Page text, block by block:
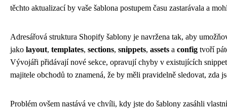
těchto aktualizací by vaše šablona postupem času zastarávala a
Adresářová struktura Shopify šablony je navržena tak, aby
jako layout, templates, sections, snippets, assets a config tvoří
Vývojáři přidávají nové sekce, opravují chyby v existujících
majitele obchodů to znamená, že by měli pravidelně sledovat, zda
Problém ovšem nastává ve chvíli, kdy jste do šablony zasáhli